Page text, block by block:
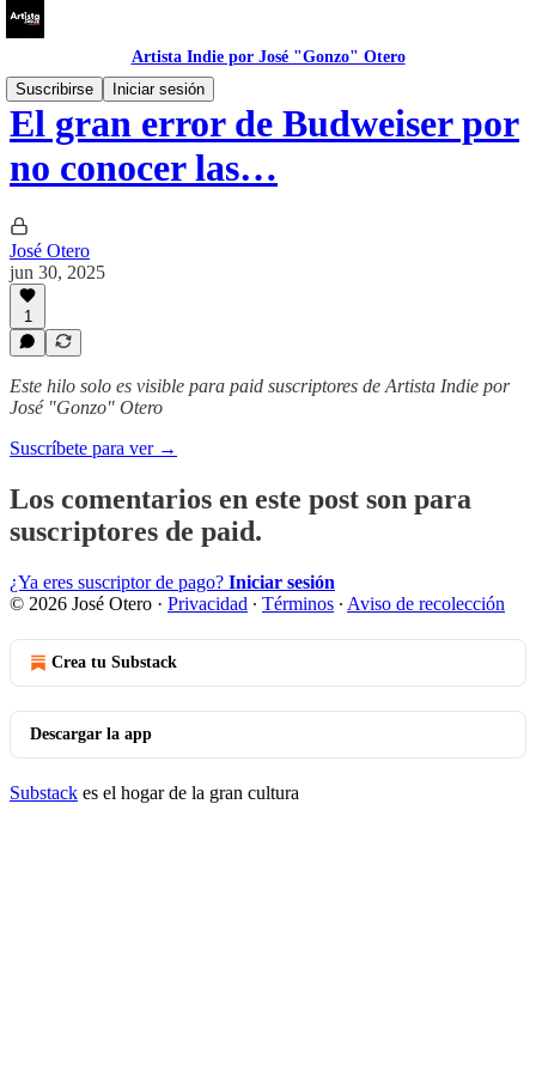
Artista Indie por José "Gonzo" Otero
Suscribirse
Iniciar sesión
El gran error de Budweiser por
no conocer las…
José Otero
jun 30, 2025
1
Este hilo solo es visible para paid suscriptores de Artista Indie por
José "Gonzo" Otero
Suscríbete para ver →
Los comentarios en este post son para
suscriptores de paid.
¿Ya eres suscriptor de pago? Iniciar sesión
© 2026 José Otero · Privacidad ∙ Términos ∙ Aviso de recolección
Crea tu Substack
Descargar la app
Substack es el hogar de la gran cultura